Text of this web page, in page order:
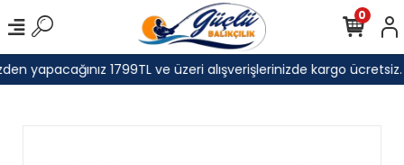
yapacağınız 1799TL ve üzeri alışverişlerinizde kargo ücretsiz.
0